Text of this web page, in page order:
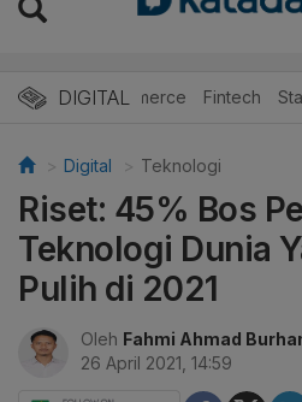
DIGITAL
E-Commerce Fintech
Digital Teknologi
Riset: 45% Bos
Teknologi Dunia
Pulih di 2021
Oleh Fahmi Ahmad
26 April 2021, 14:59